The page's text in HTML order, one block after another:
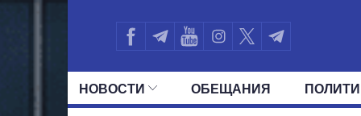
НОВОСТИ ОБЕЩАНИЯ